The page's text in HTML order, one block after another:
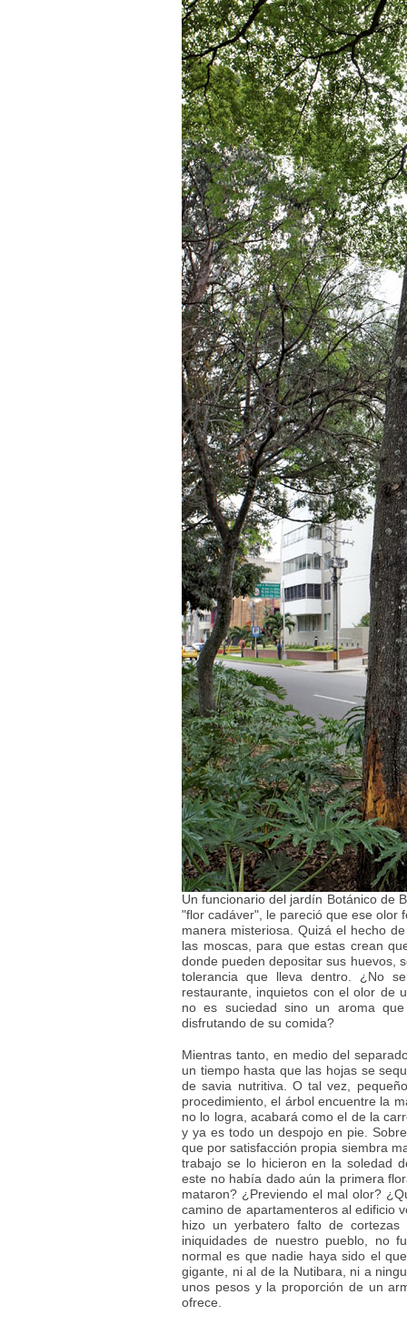
Un funcionario del jardín Botánico de
"flor cadáver", le pareció que ese olor
manera misteriosa. Quizá el hecho
las moscas, para que estas crean
donde pueden depositar sus huevos,
tolerancia que lleva dentro. ¿No
restaurante, inquietos con el olor de
no es suciedad sino un aroma
disfrutando de su comida?
Mientras tanto, en medio del
un tiempo hasta que las hojas se
de savia nutritiva. O tal vez,
procedimiento, el árbol encuentre la
no lo logra, acabará como el de la
y ya es todo un despojo en pie.
que por satisfacción propia siembra
trabajo se lo hicieron en la soledad
este no había dado aún la primera
mataron? ¿Previendo el mal olor?
camino de apartamenteros al edificio
hizo un yerbatero falto de
iniquidades de nuestro pueblo, no
normal es que nadie haya sido el
gigante, ni al de la Nutibara, ni a
unos pesos y la proporción de un
ofrece.